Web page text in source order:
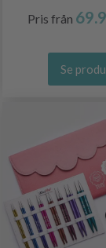
Pris från
Se